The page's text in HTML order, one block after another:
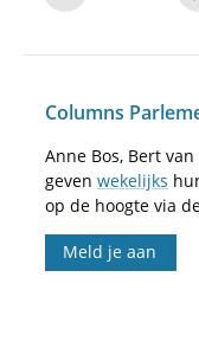
Columns
Anne Bos, Bert
geven wekelijks
op de hoogte via
Meld je aan